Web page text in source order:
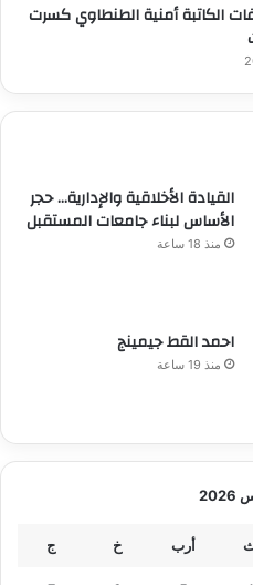
الكاتبة أمنية الطنطاوي كسرت
القيادة الأخلاقية والإدارية… حجر
الأساس لبناء جامعات المستقبل
منذ 18 ساعة
احمد القط جيمينج
منذ 19 ساعة
أرب خ ج